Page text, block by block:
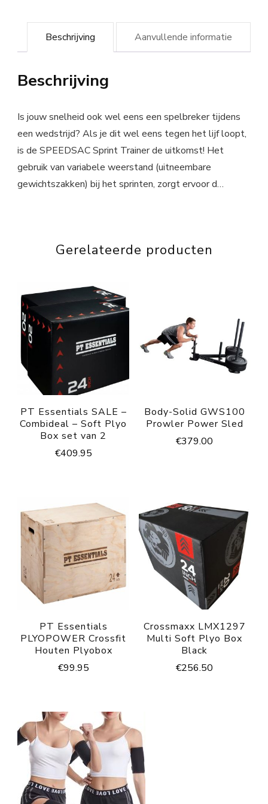
Beschrijving Aanvullende informatie
Beschrijving
Is jouw snelheid ook wel eens een spelbreker tijdens
een wedstrijd? Als je dit wel eens tegen het lijf loopt,
is de SPEEDSAC Sprint Trainer de uitkomst! Het
gebruik van variabele weerstand (uitneembare
gewichtszakken) bij het sprinten, zorgt ervoor d…
Gerelateerde producten
PT Essentials SALE –
Combideal – Soft Plyo
Box set van 2
€409.95
Body-Solid GWS100
Prowler Power Sled
€379.00
PT Essentials
PLYOPOWER Crossfit
Houten Plyobox
€99.95
Crossmaxx LMX1297
Multi Soft Plyo Box
Black
€256.50